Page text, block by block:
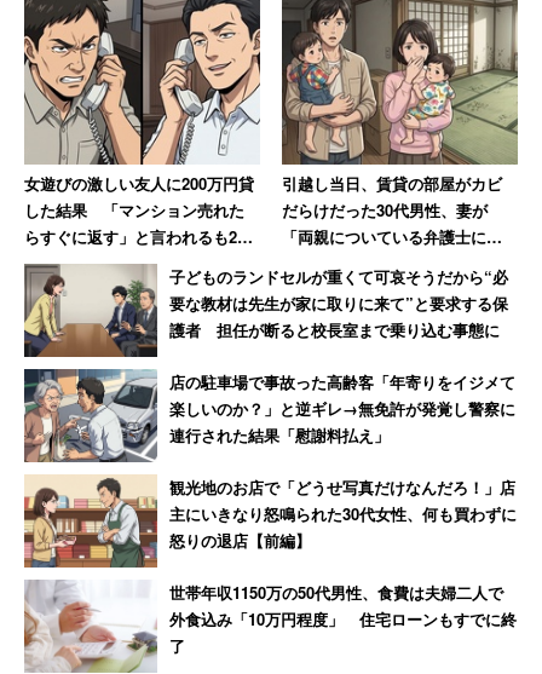
女遊びの激しい友人に200万円貸
した結果 「マンション売れた
らすぐに返す」と言われるも20
年間踏み倒され続ける→絶縁
引越し当日、賃貸の部屋がカビ
だらけだった30代男性、妻が
「両親についている弁護士に相
談しますね」と反撃した結果
子どものランドセルが重くて可哀そうだから“必
要な教材は先生が家に取りに来て”と要求する保
護者 担任が断ると校長室まで乗り込む事態に
店の駐車場で事故った高齢客「年寄りをイジメて
楽しいのか？」と逆ギレ→無免許が発覚し警察に
連行された結果「慰謝料払え」
観光地のお店で「どうせ写真だけなんだろ！」店
主にいきなり怒鳴られた30代女性、何も買わずに
怒りの退店【前編】
世帯年収1150万の50代男性、食費は夫婦二人で
外食込み「10万円程度」 住宅ローンもすでに終
了